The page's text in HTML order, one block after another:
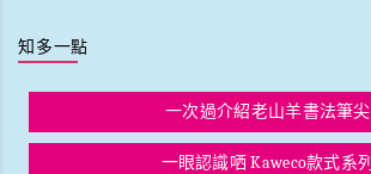
知多一點
一次過介紹老山羊書法筆尖
一眼認識哂 Kaweco款式系列